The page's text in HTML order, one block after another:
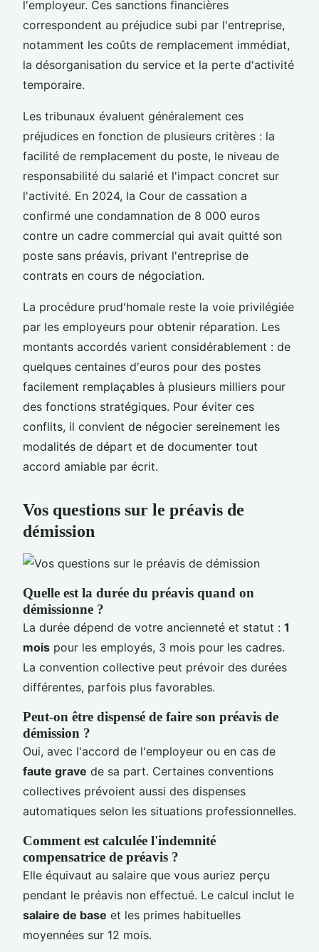
l'employeur. Ces sanctions financières
correspondent au préjudice subi par l'entreprise,
notamment les coûts de remplacement immédiat,
la désorganisation du service et la perte d'activité
temporaire.
Les tribunaux évaluent généralement ces
préjudices en fonction de plusieurs critères : la
facilité de remplacement du poste, le niveau de
responsabilité du salarié et l'impact concret sur
l'activité. En 2024, la Cour de cassation a
confirmé une condamnation de 8 000 euros
contre un cadre commercial qui avait quitté son
poste sans préavis, privant l'entreprise de
contrats en cours de négociation.
La procédure prud'homale reste la voie privilégiée
par les employeurs pour obtenir réparation. Les
montants accordés varient considérablement : de
quelques centaines d'euros pour des postes
facilement remplaçables à plusieurs milliers pour
des fonctions stratégiques. Pour éviter ces
conflits, il convient de négocier sereinement les
modalités de départ et de documenter tout
accord amiable par écrit.
Vos questions sur le préavis de
démission
Quelle est la durée du préavis quand on
démissionne ?
La durée dépend de votre ancienneté et statut : 1
mois pour les employés, 3 mois pour les cadres.
La convention collective peut prévoir des durées
différentes, parfois plus favorables.
Peut-on être dispensé de faire son préavis de
démission ?
Oui, avec l'accord de l'employeur ou en cas de
faute grave de sa part. Certaines conventions
collectives prévoient aussi des dispenses
automatiques selon les situations professionnelles.
Comment est calculée l'indemnité
compensatrice de préavis ?
Elle équivaut au salaire que vous auriez perçu
pendant le préavis non effectué. Le calcul inclut le
salaire de base et les primes habituelles
moyennées sur 12 mois.